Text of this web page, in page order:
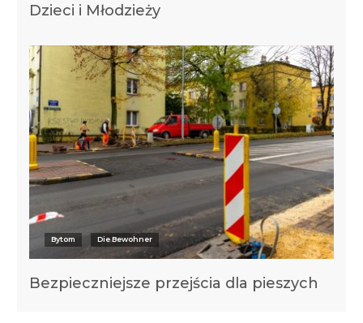
Dzieci i Młodzieży
Bytom Die Bewohner
Bezpieczniejsze przejścia dla pieszych